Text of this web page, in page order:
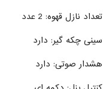
تعداد نازل قهوه: 2 عدد
سینی چکه گیر: دارد
هشدار صوتی: دارد